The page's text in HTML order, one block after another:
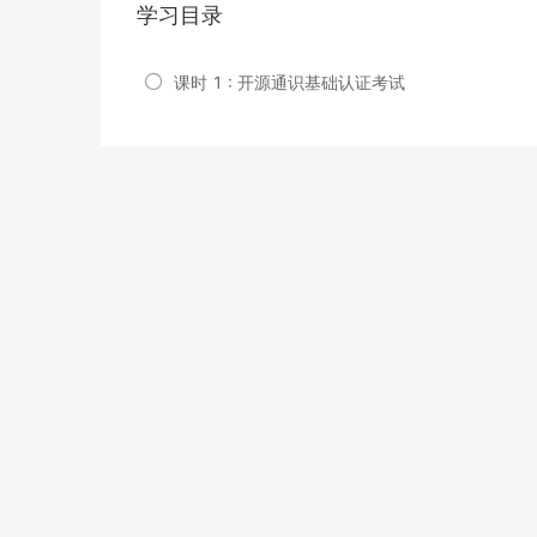
学习目录
课时 1 : 开源通识基础认证考试